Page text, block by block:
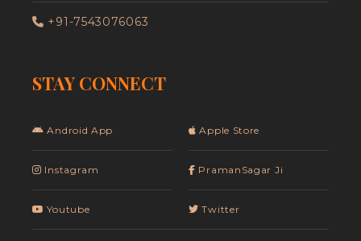
+91-7543076063
STAY CONNECT
Android App
Instagram
Youtube
Apple Store
PramanSagar Ji
Twitter